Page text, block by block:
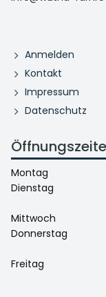
Anmelden
Kontakt
Impressum
Datenschutz
Montag
Dienstag
Mittwoch
Donnerstag
Freitag